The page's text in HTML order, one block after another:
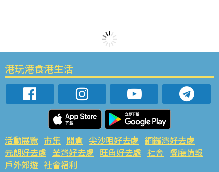
港玩港食港生活
活動展覽 市集 開倉 尖沙咀好去處 銅鑼灣好去處
元朗好去處 荃灣好去處 旺角好去處 社會 餐廳情報
戶外郊遊 社會福利